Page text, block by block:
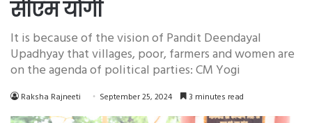
सीएम योगी
It is because of the vision of Pandit Deendayal
Upadhyay that villages, poor, farmers and women are
on the agenda of political parties: CM Yogi
Raksha Rajneeti September 25, 2024 3 minutes read